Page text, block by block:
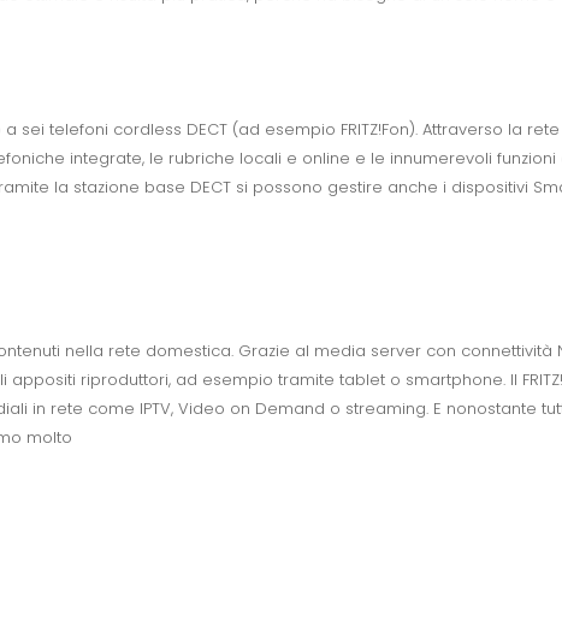
telefoni cordless DECT (ad esempio FRITZ!Fon). Attraverso la
integrate, le rubriche locali e online e le innumerevoli
la stazione base DECT si possono gestire anche i dispositivi
nella rete domestica. Grazie al media server con connettività
riproduttori, ad esempio tramite tablet o smartphone. Il
in rete come IPTV, Video on Demand o streaming. E nonostante
molto